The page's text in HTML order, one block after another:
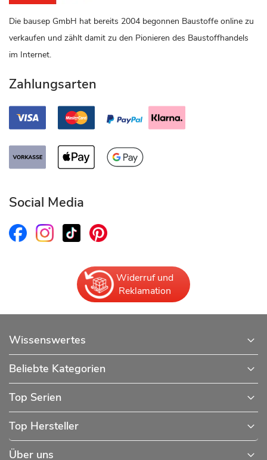
Die bausep GmbH hat bereits 2004 begonnen Baustoffe online zu
verkaufen und zählt damit zu den Pionieren des Baustoffhandels
im Internet.
Zahlungsarten
Social Media
Widerruf und
Reklamation
Wissenswertes
Beliebte Kategorien
Top Serien
Top Hersteller
Über uns